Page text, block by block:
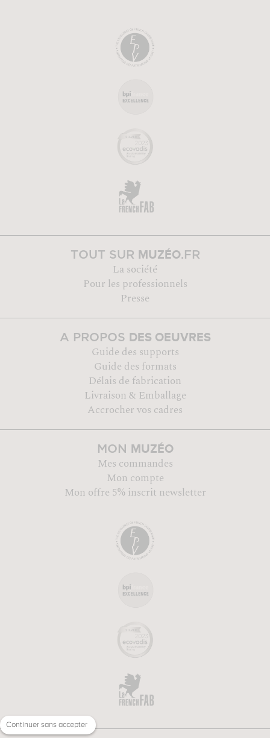
TOUT SUR MUZÉO.FR
La société
Pour les professionnels
Presse
A PROPOS DES OEUVRES
Guide des supports
Guide des formats
Délais de fabrication
Livraison & Emballage
Accrocher vos cadres
MON MUZÉO
Mes commandes
Mon compte
Mon offre 5% inscrit newsletter
Continuer sans accepter